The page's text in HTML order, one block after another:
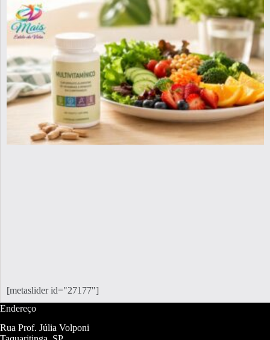
[metaslider id="27177"]
Endereço
Rua Prof. Júlia Volponi